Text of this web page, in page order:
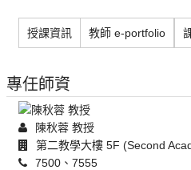
授課資訊 教師 e-portfolio
專任師資
陳秋蓉 教授
第二教學大樓 5F (Second
7500、7555